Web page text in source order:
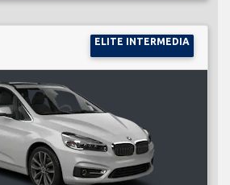
ELITE INTERMEDIA